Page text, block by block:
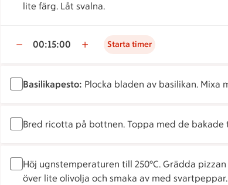
lite färg. Låt svalna.
00:15:00 Starta timer
Basilikapesto: Plocka bladen av basilikan. Mixa
Bred ricotta på bottnen. Toppa med de
Höj ugnstemperaturen till 250°C. Grädda
över lite olivolja och smaka av med